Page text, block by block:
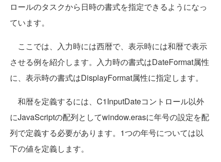
ロールのタスクから日時の書式を指定できるようになっ
ています。
ここでは、入力時には西暦で、表示時には和暦で表示
させる例を紹介します。入力時の書式はDateFormat属性
に、表示時の書式はDisplayFormat属性に指定します。
和暦を定義するには、C1InputDateコントロール以外
にJavaScriptの配列としてwindow.erasに年号の設定を配
列で定義する必要があります。1つの年号については以
下の値を定義します。